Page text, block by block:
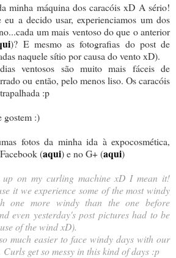
minha máquina dos caracóis xD A sério!
eu a decido usar, experienciamos um dos
um mais ventoso do que o anterior
)? E mesmo as fotografias do post de
naquele sítio por causa do vento xD).
ventosos são muito mais fáceis de
ou então, pelo menos liso. Os caracóis
:p
gostem :)
fotos da minha ida à expocosmética,
(aqui) e no G+ (aqui)
on my curling machine xD I mean it!
it we experience some of the most windy
one more windy than the one before
even yesterday's post pictures had to be
of the wind xD).
much easier to face windy days with our
get so messy in this kind of days :p